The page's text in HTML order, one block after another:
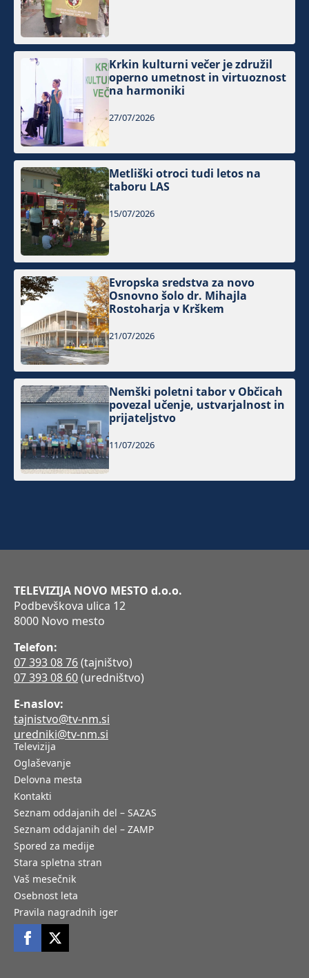
Krkin kulturni večer je združil
operno umetnost in virtuoznost
na harmoniki
27/07/2026
Metliški otroci tudi letos na
taboru LAS
15/07/2026
Evropska sredstva za novo
Osnovno šolo dr. Mihajla
Rostoharja v Krškem
21/07/2026
Nemški poletni tabor v Občicah
povezal učenje, ustvarjalnost in
prijateljstvo
11/07/2026
TELEVIZIJA NOVO MESTO d.o.o.
Podbevškova ulica 12
8000 Novo mesto
Telefon:
07 393 08 76(tajništvo)
07 393 08 60(uredništvo)
E-naslov:
tajnistvo@tv-nm.si
uredniki@tv-nm.si
Televizija
Oglaševanje
Delovna mesta
Kontakti
Seznam oddajanih del – SAZAS
Seznam oddajanih del – ZAMP
Spored za medije
Stara spletna stran
Vaš mesečnik
Osebnost leta
Pravila nagradnih iger